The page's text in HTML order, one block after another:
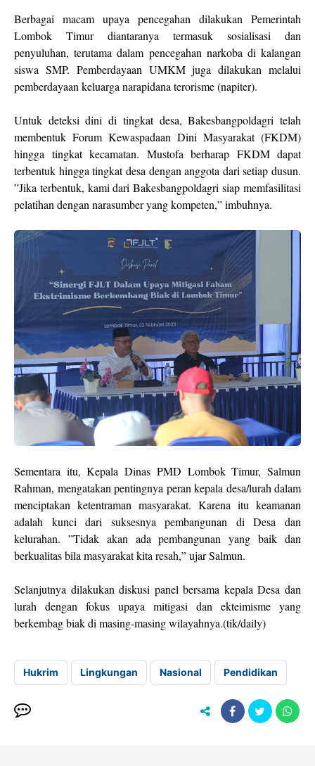
Berbagai macam upaya pencegahan dilakukan Pemerintah
Lombok Timur diantaranya termasuk sosialisasi dan
penyuluhan, terutama dalam pencegahan narkoba di kalangan
siswa SMP. Pemberdayaan UMKM juga dilakukan melalui
pemberdayaan keluarga narapidana terorisme (napiter).
Untuk deteksi dini di tingkat desa, Bakesbangpoldagri telah
membentuk Forum Kewaspadaan Dini Masyarakat (FKDM)
hingga tingkat kecamatan. Mustofa berharap FKDM dapat
terbentuk hingga tingkat desa dengan anggota dari setiap dusun.
”Jika terbentuk, kami dari Bakesbangpoldagri siap memfasilitasi
pelatihan dengan narasumber yang kompeten,” imbuhnya.
Sementara itu, Kepala Dinas PMD Lombok Timur, Salmun
Rahman, mengatakan pentingnya peran kepala desa/lurah dalam
menciptakan ketentraman masyarakat. Karena itu keamanan
adalah kunci dari suksesnya pembangunan di Desa dan
kelurahan. ”Tidak akan ada pembangunan yang baik dan
berkualitas bila masyarakat kita resah,” ujar Salmun.
Selanjutnya dilakukan diskusi panel bersama kepala Desa dan
lurah dengan fokus upaya mitigasi dan ekteimisme yang
berkembag biak di masing-masing wilayahnya.(tik/daily)
Hukrim Lingkungan Nasional Pendidikan